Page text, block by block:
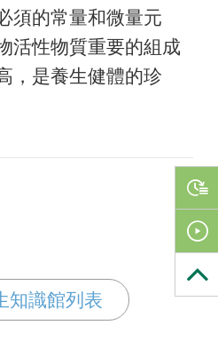
須的常量和微量元
活性物質重要的組成
，是養生健體的珍
知識館列表